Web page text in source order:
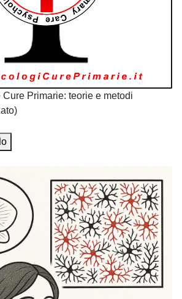
Primarie: teorie e metodi